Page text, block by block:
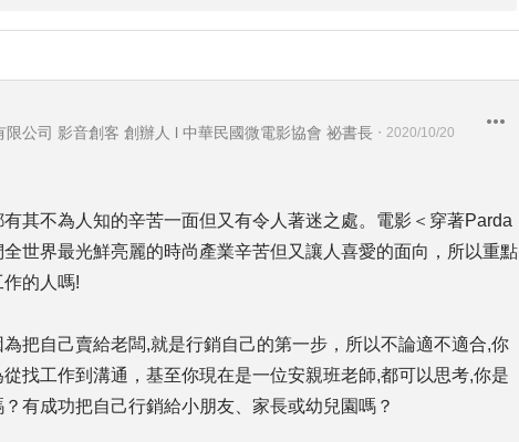
限公司 影音創客 創辦人 l 中華民國微電影協會 祕書長 ・ 2020/10/20
其不為人知的辛苦一面但又有令人著迷之處。電影＜穿著Parda
世界最光鮮亮麗的時尚產業辛苦但又讓人喜愛的面向，所以重點
的人嗎!
為把自己賣給老闆,就是行銷自己的第一步，所以不論適不適合,你
找工作到溝通，基至你現在是一位安親班老師,都可以思考,你是
有成功把自己行銷給小朋友、家長或幼兒園嗎？